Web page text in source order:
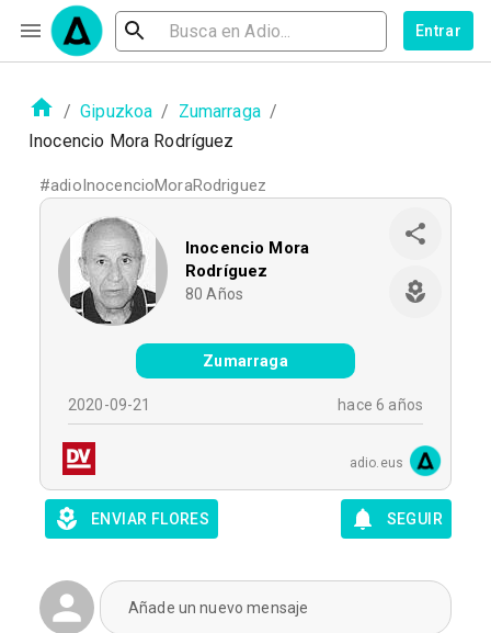
Entrar
/ Gipuzkoa / Zumarraga /
Inocencio Mora Rodríguez
#adioInocencioMoraRodriguez
Inocencio Mora
Rodríguez
80 Años
Zumarraga
2020-09-21 hace 6 años
adio.eus
ENVIAR FLORES SEGUIR
Añade un nuevo mensaje